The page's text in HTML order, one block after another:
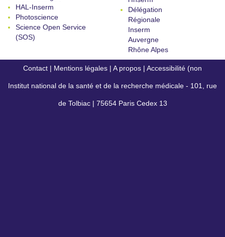
HAL-Inserm
Photoscience
Science Open Service
(SOS)
Délégation
Régionale
Inserm
Auvergne
Rhône Alpes
Contact | Mentions légales | A propos | Accessibilité (non
conforme)
Institut national de la santé et de la recherche médicale - 101, rue
de Tolbiac | 75654 Paris Cedex 13